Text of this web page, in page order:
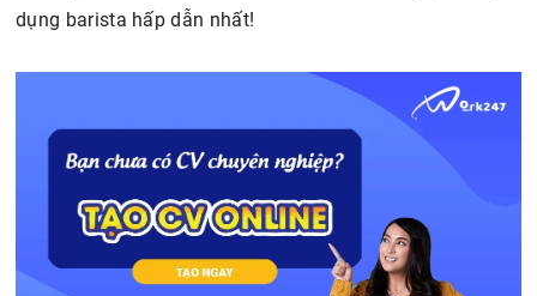
dụng barista hấp dẫn nhất!